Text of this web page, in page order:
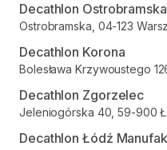
Decathlon Ostrobramska
Ostrobramska, 04-123
Decathlon Korona
Bolesława Krzywoustego
Decathlon Zgorzelec
Jeleniogórska 40, 59-900
Decathlon Łódź